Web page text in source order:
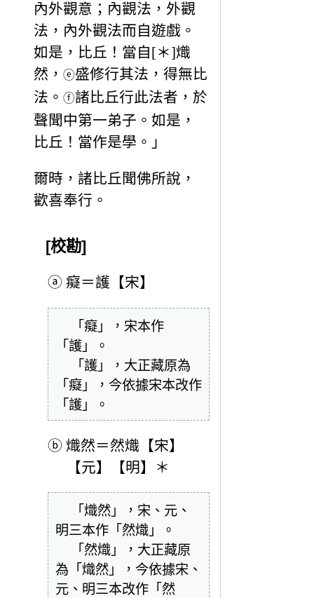
內外觀意；內觀法，外觀
法，內外觀法而自遊戲。
如是，比丘！當自[＊]熾
然， ⓔ盛修行其法，得無比
法。 ⓕ諸比丘行此法者，於
聲聞中第一弟子。如是，
比丘！當作是學。」
爾時，諸比丘聞佛所說，
歡喜奉行。
[校勘]
ⓐ 癡＝護【宋】
「護」。
「癡」，今依據宋本改作
「護」。
ⓑ 熾然＝然熾【宋】
【元】【明】＊
明三本作「然熾」。
為「熾然」，今依據宋、
元、明三本改作「然